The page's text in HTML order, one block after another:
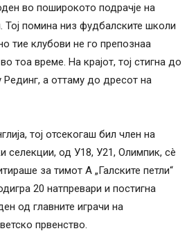
во поширокото подрачје на
Тој помина низ фудбалските школи
тие клубови не го препознаа
тоа време. На крајот, тој стигна до
Рединг, а оттаму до дресот на
тој отсекогаш бил член на
селекции, од У18, У21, Олимпик, сè
за тимот А „Галските петли“
20 натпревари и постигна
од главните играчи на
првенство.